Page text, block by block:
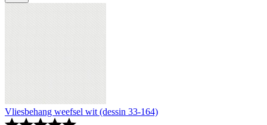
Vliesbehang weefsel wit (dessin 33-164)